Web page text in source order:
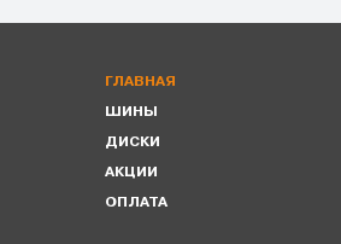
ГЛАВНАЯ
ШИНЫ
ДИСКИ
АКЦИИ
ОПЛАТА